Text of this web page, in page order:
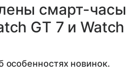
смарт-часы
GT 7 и Watch
особенностях новинок.